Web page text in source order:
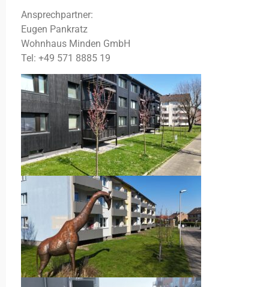
Ansprechpartner:
Eugen Pankratz
Wohnhaus Minden GmbH
Tel: +49 571 8885 19